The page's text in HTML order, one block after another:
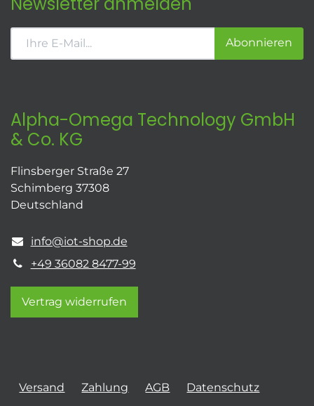
Abonnieren
Alpha-Omega Technology GmbH
& Co. KG
Flinsberger Straße 27
Schimberg 37308
Deutschland
info@iot-shop.de
+49 36082 8477-99
Vertrag widerrufen
Versand Zahlung AGB Datenschutz